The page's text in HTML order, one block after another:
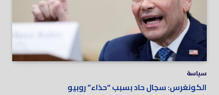
سياسة
الكونغرس: سجال حاد بسبب “حذاء” روبيو